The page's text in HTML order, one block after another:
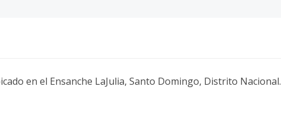
en el Ensanche LaJulia, Santo Domingo, Distrito Nacional.